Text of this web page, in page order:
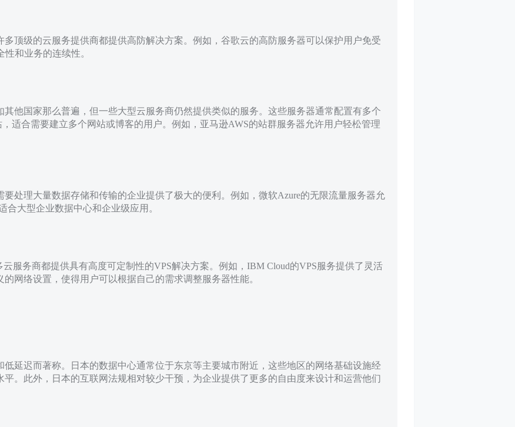
顶级的云服务提供商都提供高防解决方案。例如，谷歌云的高防服务器可以保护用户免受
和业务的连续性。
他国家那么普遍，但一些大型云服务商仍然提供类似的服务。这些服务器通常配置有多个
适合需要建立多个网站或博客的用户。例如，亚马逊AWS的站群服务器允许用户轻松管理
处理大量数据存储和传输的企业提供了极大的便利。例如，微软Azure的无限流量服务器允
合大型企业数据中心和企业级应用。
服务商都提供具有高度可定制性的VPS解决方案。例如，IBM Cloud的VPS服务提供了灵活
网络设置，使得用户可以根据自己的需求调整服务器性能。
低延迟而著称。日本的数据中心通常位于东京等主要城市附近，这些地区的网络基础设施经
。此外，日本的互联网法规相对较少干预，为企业提供了更多的自由度来设计和运营他们